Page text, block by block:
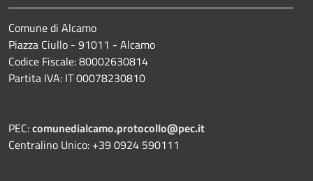
Comune di Alcamo
Piazza Ciullo - 91011 - Alcamo
Codice Fiscale: 80002630814
Partita IVA: IT 00078230810
PEC:comunedialcamo.protocollo@pec.it
Centralino Unico: +39 0924 590111